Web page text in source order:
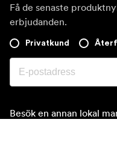
Få de senaste
erbjudanden.
Privatkund
Besök en annan lokal